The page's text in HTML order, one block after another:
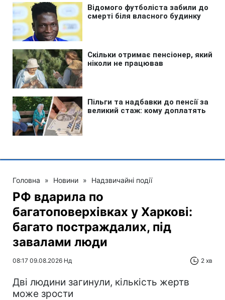
Головна » Новини » Надзвичайні події
РФ вдарила по
багатоповерхівках у Харкові:
багато постраждалих, під
завалами люди
08:17 09.08.2026 Нд 2 хв
Дві людини загинули, кількість жертв
може зрости